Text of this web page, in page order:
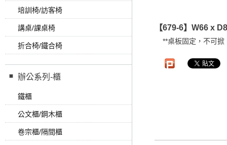
培訓椅/訪客椅
講桌/課桌椅
折合椅/鐵合椅
辦公系列-櫃
鐵櫃
公文櫃/鋼木櫃
卷宗櫃/隔間櫃
【679-6】W66 x
**桌板固定，不可掀